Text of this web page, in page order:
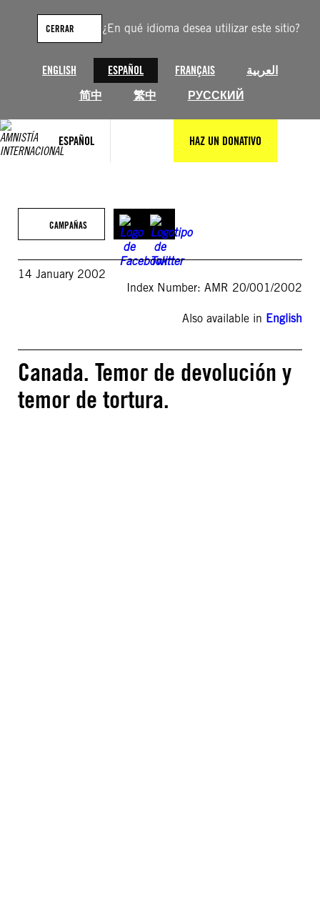
¿En qué idioma desea utilizar este sitio?
ENGLISH ESPAÑOL FRANÇAIS
العربية
简中
繁中 РУССКИЙ
CERRAR
ESPAÑOL HAZ UN DONATIVO
contenido
CAMPAÑAS
14 January 2002
Index Number: AMR 20/001/2002
Also available in English
Canada. Temor de devolución y
temor de tortura.